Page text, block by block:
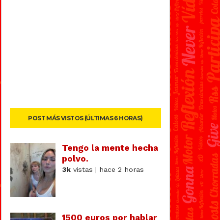
POST MÁS VISTOS (ÚLTIMAS 6 HORAS)
Tengo la mente hecha
polvo.
3kvistas | hace 2 horas
1500 euros por hablar